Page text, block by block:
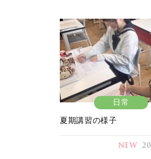
日常
夏期講習の様子
NEW